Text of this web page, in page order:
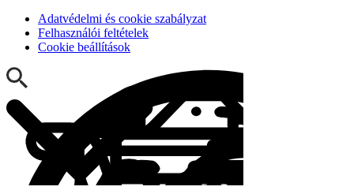
Adatvédelmi és cookie szabályzat
Felhasználói feltételek
Cookie beállítások